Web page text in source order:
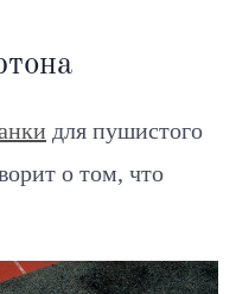
для пушистого
о том, что